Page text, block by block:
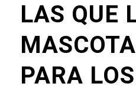
LAS QUE
PARA